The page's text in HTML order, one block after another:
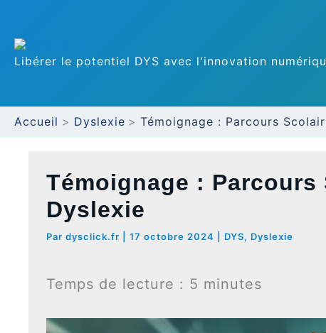
au
contenu
Libérer le potentiel DYS avec l'innovation
Accueil Dyslexie Témoignage : Parcours
Témoignage : Parcours
Dyslexie
Par dysclick.fr 17 octobre 2024 DYS, Dyslexie
Temps de lecture : 5 minutes